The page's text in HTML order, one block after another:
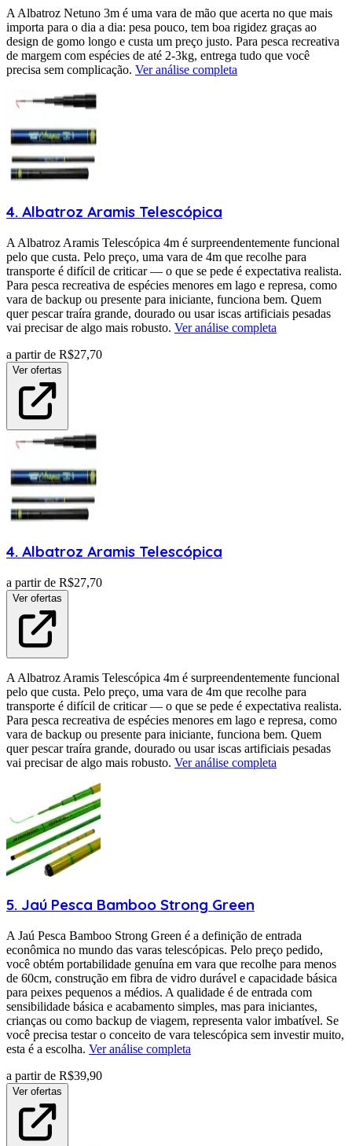
A Albatroz Netuno 3m é uma vara de mão que acerta no que mais
importa para o dia a dia: pesa pouco, tem boa rigidez graças ao
design de gomo longo e custa um preço justo. Para pesca recreativa
de margem com espécies de até 2-3kg, entrega tudo que você
precisa sem complicação. Ver análise completa
4. Albatroz Aramis Telescópica
A Albatroz Aramis Telescópica 4m é surpreendentemente funcional
pelo que custa. Pelo preço, uma vara de 4m que recolhe para
transporte é difícil de criticar — o que se pede é expectativa realista.
Para pesca recreativa de espécies menores em lago e represa, como
vara de backup ou presente para iniciante, funciona bem. Quem
quer pescar traíra grande, dourado ou usar iscas artificiais pesadas
vai precisar de algo mais robusto. Ver análise completa
a partir de R$27,70
Ver ofertas
4. Albatroz Aramis Telescópica
a partir de R$27,70
Ver ofertas
A Albatroz Aramis Telescópica 4m é surpreendentemente funcional
pelo que custa. Pelo preço, uma vara de 4m que recolhe para
transporte é difícil de criticar — o que se pede é expectativa realista.
Para pesca recreativa de espécies menores em lago e represa, como
vara de backup ou presente para iniciante, funciona bem. Quem
quer pescar traíra grande, dourado ou usar iscas artificiais pesadas
vai precisar de algo mais robusto. Ver análise completa
5. Jaú Pesca Bamboo Strong Green
A Jaú Pesca Bamboo Strong Green é a definição de entrada
econômica no mundo das varas telescópicas. Pelo preço pedido,
você obtém portabilidade genuína em vara que recolhe para menos
de 60cm, construção em fibra de vidro durável e capacidade básica
para peixes pequenos a médios. A qualidade é de entrada com
sensibilidade básica e acabamento simples, mas para iniciantes,
crianças ou como backup de viagem, representa valor imbatível. Se
você precisa testar o conceito de vara telescópica sem investir muito,
esta é a escolha. Ver análise completa
a partir de R$39,90
Ver ofertas